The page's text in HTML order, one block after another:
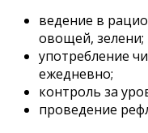
ведение в
овощей, зелени;
употребление
ежедневно;
контроль за
проведение